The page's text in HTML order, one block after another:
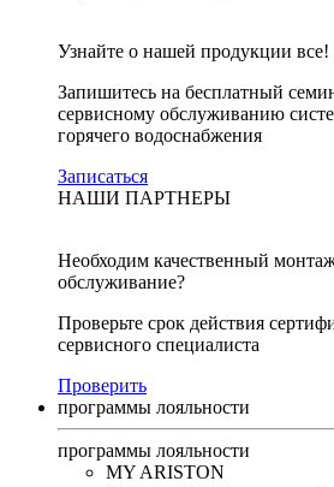
Узнайте о нашей продукции все!
Запишитесь на бесплатный
сервисному обслуживанию
горячего водоснабжения
Записаться
НАШИ ПАРТНЕРЫ
Необходим качественный
обслуживание?
Проверьте срок действия
сервисного специалиста
Проверить
программы лояльности
программы лояльности
MY ARISTON